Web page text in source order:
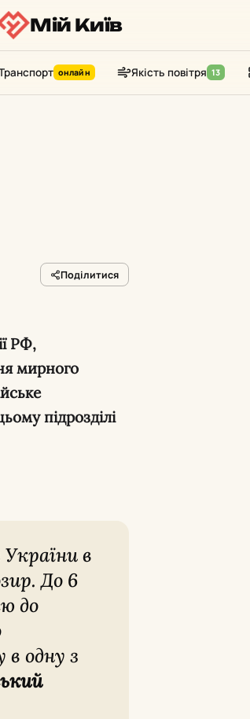
Мій Київ
онлайн Якість повітря 13
Поділитися
мирного
підрозділі
До 6
до
одну з